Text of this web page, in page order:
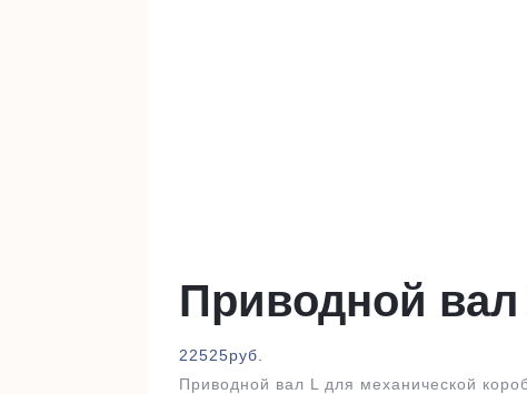
Приводной вал
22525руб.
Приводной вал L для механической